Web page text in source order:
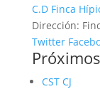
C.D Finca
Dirección:
Twitter
CST CJ